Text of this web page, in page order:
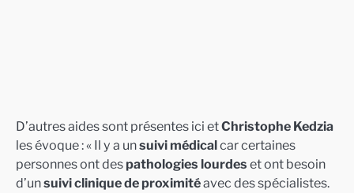
D’autres aides sont présentes ici etChristophe Kedzia
les évoque : « Il y a unsuivi médicalcar certaines
personnes ont des pathologies lourdes et ont besoin
d’unsuivi clinique de proximitéavec des spécialistes.